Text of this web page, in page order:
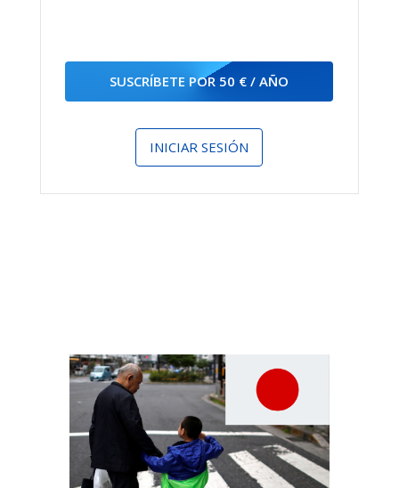
SUSCRÍBETE POR 50 € / AÑO
INICIAR SESIÓN